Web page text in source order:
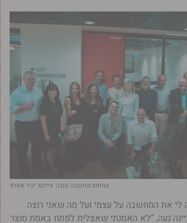
עמותת מחשבה טובה. צילום: יקיר אסרף
את המחשבה על עצמי ועל מה שאני רוצה
נעה, “לא האמנתי שאצליח לפתח באמת מוצר